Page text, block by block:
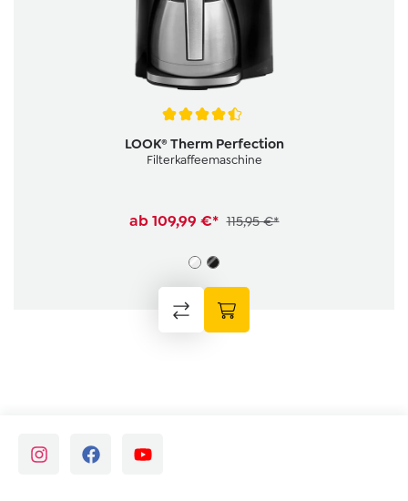
Durchschnittliche Bewertung von 4.5 von 5 Sternen
LOOK® Therm Perfection
Filterkaffeemaschine
ab109,99 €* 115,95 €*